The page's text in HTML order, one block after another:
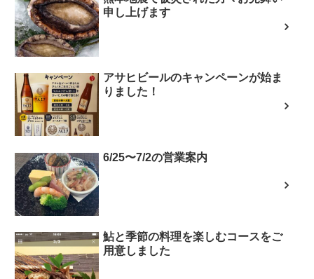
申し上げます
アサヒビールのキャンペーンが始ま
りました！
6/25〜7/2の営業案内
鮎と季節の料理を楽しむコースをご
用意しました